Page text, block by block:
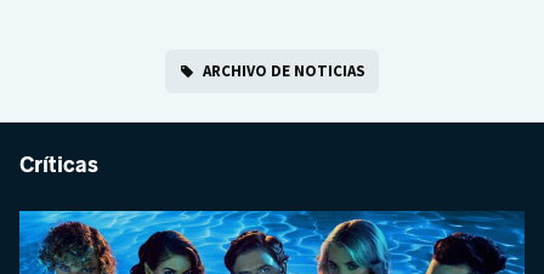
ARCHIVO DE NOTICIAS
Críticas